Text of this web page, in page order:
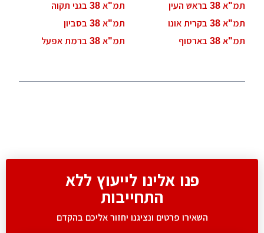
תמ"א 38 בראש העין
תמ"א 38 בגני תקוה
תמ"א 38 בקרית אונו
תמ"א 38 בסביון
תמ"א 38 בארסוף
תמ"א 38 ברמת אפעל
פנו אלינו לייעוץ ללא
התחייבות
השאירו פרטים ונציגנו יחזור אליכם בהקדם